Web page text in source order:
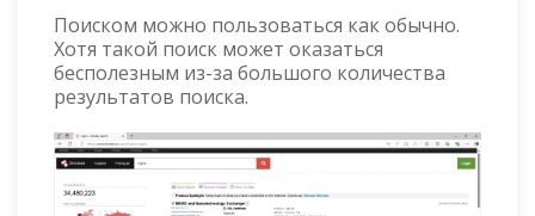
Поиском можно пользоваться как обычно.
Хотя такой поиск может оказаться
бесполезным из-за большого количества
результатов поиска.